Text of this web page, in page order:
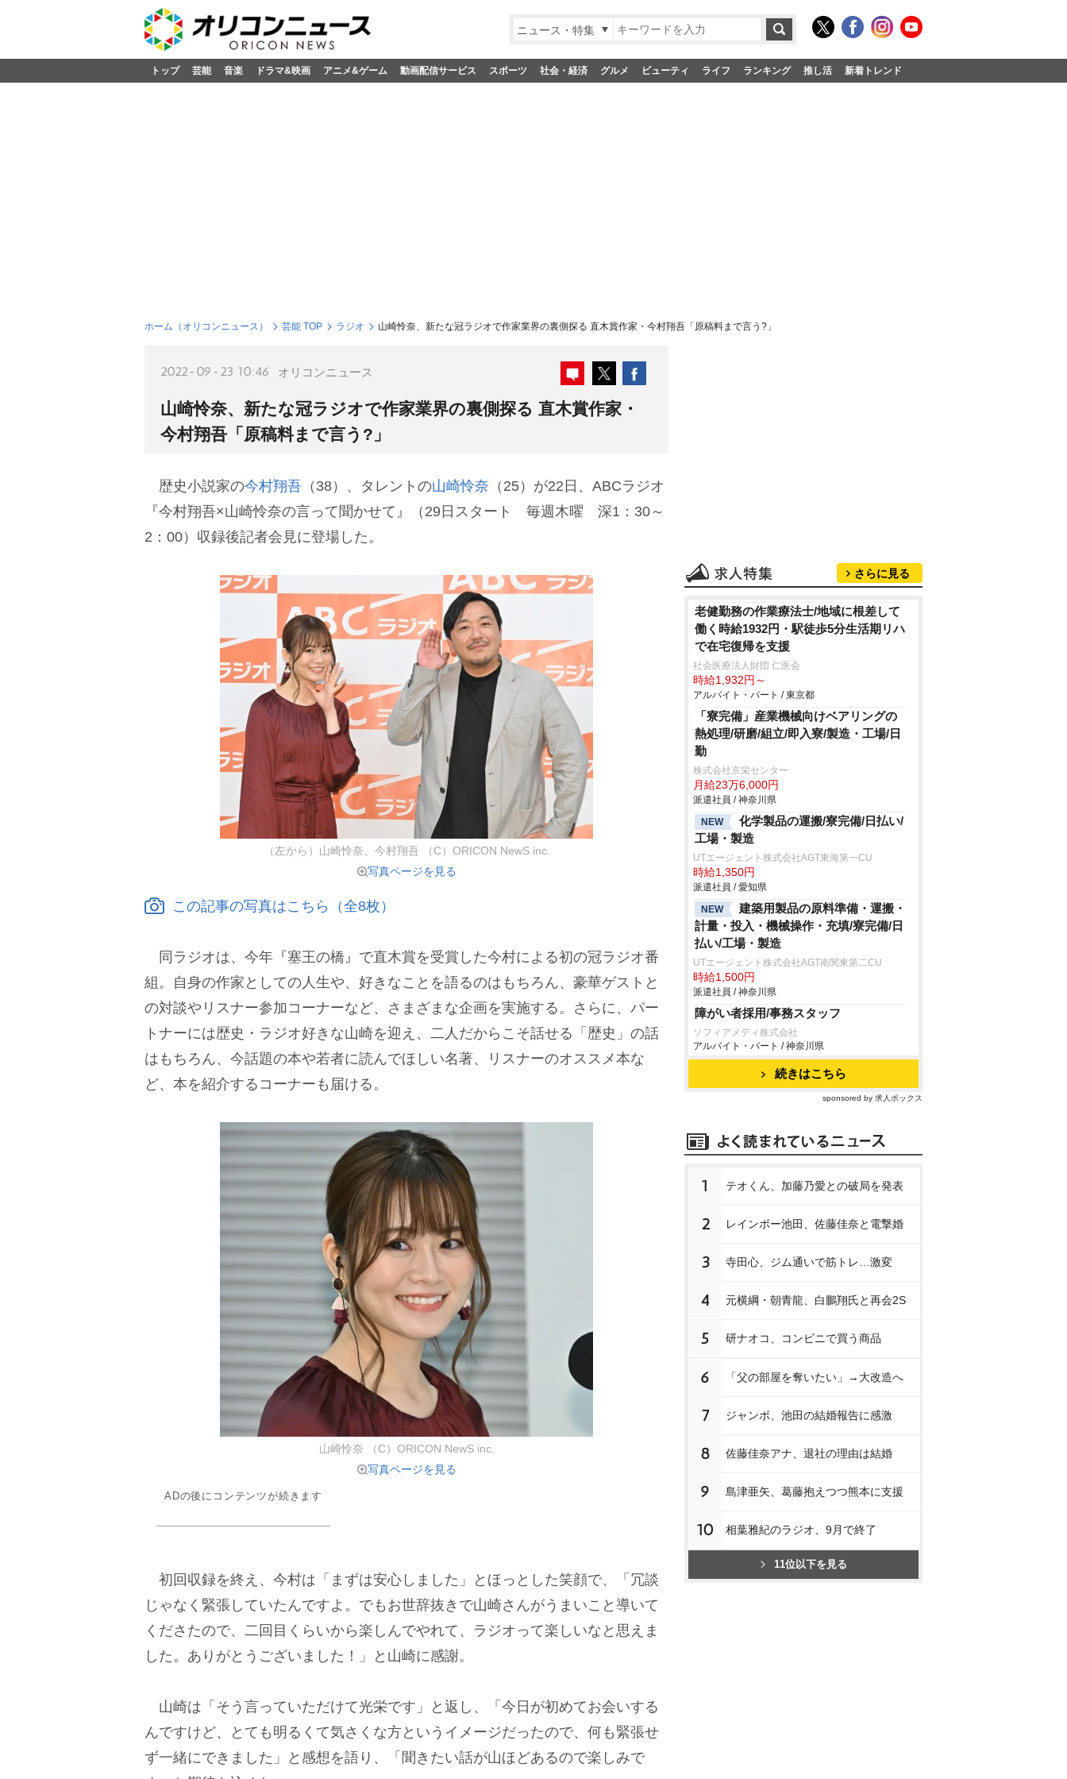
ニュース・特集
トップ 芸能 音楽 ドラマ&映画 アニメ&ゲーム 動画配信サービス スポーツ 社会・経済 グルメ ビューティ ライフ ランキング 推し活 新着トレンド
ホーム（オリコンニュース） 芸能 TOP ラジオ 山崎怜奈、新たな冠ラジオで作家業界の裏側探る 直木賞作家・今村翔吾「原稿料まで言う?」
2022-09-23 10:46 オリコンニュース
山崎怜奈、新たな冠ラジオで作家業界の裏側探る 直木賞作家・
今村翔吾「原稿料まで言う?」
歴史小説家の今村翔吾 （38）、タレントの山崎怜奈 （25）が22日、ABCラジオ
『今村翔吾×山崎怜奈の言って聞かせて』（29日スタート 毎週木曜 深1：30～
2：00）収録後記者会見に登場した。
（左から）山崎怜奈、今村翔吾 （C）ORICON NewS inc.
写真ページを見る
この記事の写真はこちら（全8枚）
同ラジオは、今年『塞王の橋』で直木賞を受賞した今村による初の冠ラジオ番
組。自身の作家としての人生や、好きなことを語るのはもちろん、豪華ゲストと
の対談やリスナー参加コーナーなど、さまざまな企画を実施する。さらに、パー
トナーには歴史・ラジオ好きな山崎を迎え、二人だからこそ話せる「歴史」の話
はもちろん、今話題の本や若者に読んでほしい名著、リスナーのオススメ本な
ど、本を紹介するコーナーも届ける。
山崎怜奈 （C）ORICON NewS inc.
写真ページを見る
ADの後にコンテンツが続きます
初回収録を終え、今村は「まずは安心しました」とほっとした笑顔で、「冗談
じゃなく緊張していたんですよ。でもお世辞抜きで山崎さんがうまいこと導いて
くださたので、二回目くらいから楽しんでやれて、ラジオって楽しいなと思えま
した。ありがとうございました！」と山崎に感謝。
山崎は「そう言っていただけて光栄です」と返し、「今日が初めてお会いする
んですけど、とても明るくて気さくな方というイメージだったので、何も緊張せ
ず一緒にできました」と感想を語り、「聞きたい話が山ほどあるので楽しみで
さらに見る
老健勤務の作業療法士/地域に根差して
働く時給1932円・駅徒歩5分生活期リハ
で在宅復帰を支援
社会医療法人財団 仁医会
時給1,932円～
アルバイト・パート / 東京都
「寮完備」産業機械向けベアリングの
熱処理/研磨/組立/即入寮/製造・工場/日
勤
株式会社京栄センター
月給23万6,000円
派遣社員 / 神奈川県
NEW
化学製品の運搬/寮完備/日払い/
工場・製造
UTエージェント株式会社AGT東海第一CU
時給1,350円
派遣社員 / 愛知県
NEW
建築用製品の原料準備・運搬・
計量・投入・機械操作・充填/寮完備/日
払い/工場・製造
UTエージェント株式会社AGT南関東第二CU
時給1,500円
派遣社員 / 神奈川県
障がい者採用/事務スタッフ
ソフィアメディ株式会社
アルバイト・パート / 神奈川県
続きはこちら
sponsored by 求人ボックス
1 テオくん、加藤乃愛との破局を発表
2 レインボー池田、佐藤佳奈と電撃婚
3 寺田心、ジム通いで筋トレ…激変
4 元横綱・朝青龍、白鵬翔氏と再会2S
5 研ナオコ、コンビニで買う商品
6 「父の部屋を奪いたい」→大改造へ
7 ジャンボ、池田の結婚報告に感激
8 佐藤佳奈アナ、退社の理由は結婚
9 島津亜矢、葛藤抱えつつ熊本に支援
10 相葉雅紀のラジオ、9月で終了
11位以下を見る